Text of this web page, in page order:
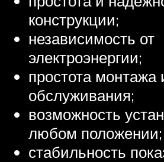
конструкции;
независимость от
электроэнергии;
простота монтажа
обслуживания;
возможность
любом положении;
стабильность